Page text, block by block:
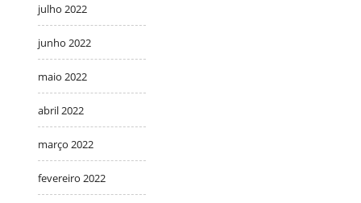
julho 2022
junho 2022
maio 2022
abril 2022
março 2022
fevereiro 2022